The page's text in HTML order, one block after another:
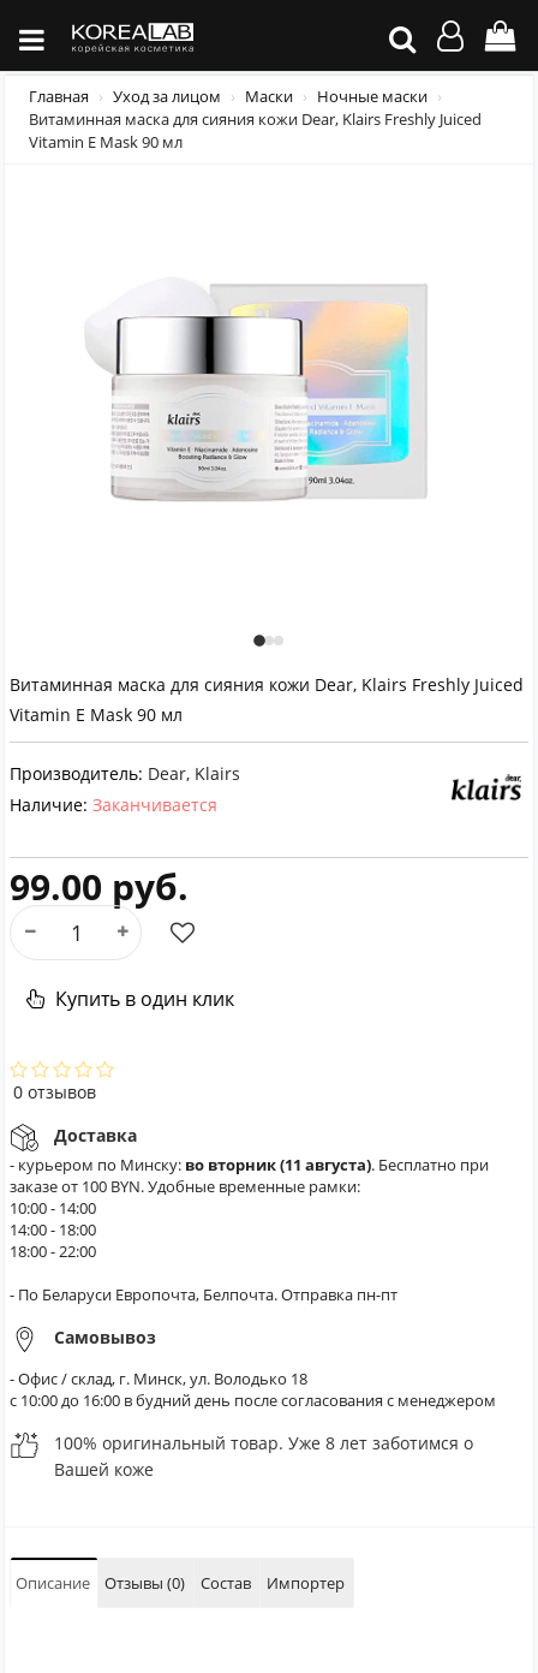
Главная Уход за лицом Маски
Ночные маски
Витаминная маска для сияния кожи Dear, Klairs Freshly Juiced
Vitamin E Mask 90 мл
Витаминная маска для сияния кожи Dear, Klairs Freshly Juiced
Vitamin E Mask 90 мл
Производитель: Dear, Klairs
Наличие: Заканчивается
99.00 руб.
Купить в один клик
0 отзывов
Доставка
- курьером по Минску: во вторник (11 августа). Бесплатно при
заказе от 100 BYN. Удобные временные рамки:
10:00 - 14:00
14:00 - 18:00
18:00 - 22:00
- По Беларуси Европочта, Белпочта. Отправка пн-пт
Самовывоз
- Офис / склад, г. Минск, ул. Володько 18
с 10:00 до 16:00 в будний день после согласования с менеджером
100% оригинальный товар. Уже 8 лет заботимся о
Вашей коже
Описание Отзывы (0) Состав Импортер